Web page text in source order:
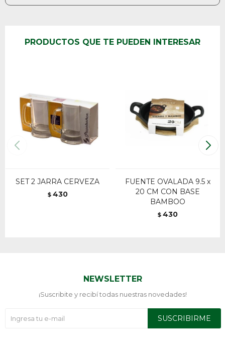
PRODUCTOS QUE TE PUEDEN INTERESAR
SET 2 JARRA CERVEZA
$ 430
FUENTE OVALADA 9.5 x
20 CM CON BASE
BAMBOO
$ 430
NEWSLETTER
¡Suscribite y recibí todas nuestras novedades!
SUSCRIBIRME